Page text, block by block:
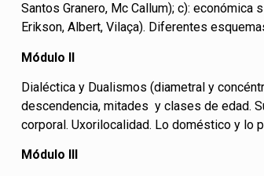
Santos Granero, Mc Callum); c):
Erikson, Albert, Vilaça). Diferentes
Módulo II
Dialéctica y Dualismos (diametral y
descendencia, mitades y clases de edad.
corporal. Uxorilocalidad. Lo doméstico y lo
Módulo